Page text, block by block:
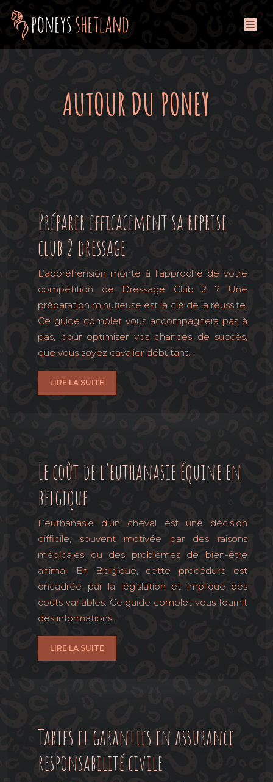
AUTOUR DU PONEY
Préparer efficacement sa reprise
club 2 dressage
L’appréhension monte à l’approche de votre
compétition de Dressage Club 2 ? Une
préparation minutieuse est la clé de la réussite.
Ce guide complet vous accompagnera pas à
pas, pour optimiser vos chances de succès,
que vous soyez cavalier débutant…
LIRE LA SUITE
Le coût de l’euthanasie équine en
belgique
L’euthanasie d’un cheval est une décision
difficile, souvent motivée par des raisons
médicales ou des problèmes de bien-être
animal. En Belgique, cette procédure est
encadrée par la législation et implique des
coûts variables. Ce guide complet vous fournit
des informations…
LIRE LA SUITE
Tarifs et garanties en assurance
responsabilité civile